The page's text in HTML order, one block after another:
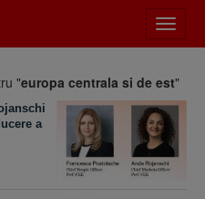
meniu
"europa centrala si de est"
a